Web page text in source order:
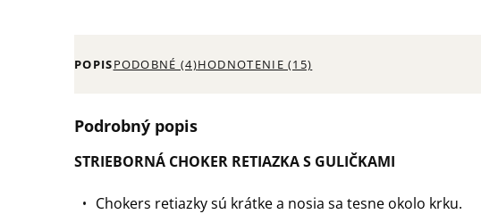
POPISPODOBNÉ (4)HODNOTENIE (15)
Podrobný popis
STRIEBORNÁ CHOKER RETIAZKA S GULIČKAMI
Chokers retiazky sú krátke a nosia sa tesne okolo krku.